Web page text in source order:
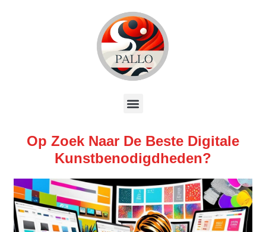
Op Zoek Naar De Beste Digitale
Kunstbenodigdheden?